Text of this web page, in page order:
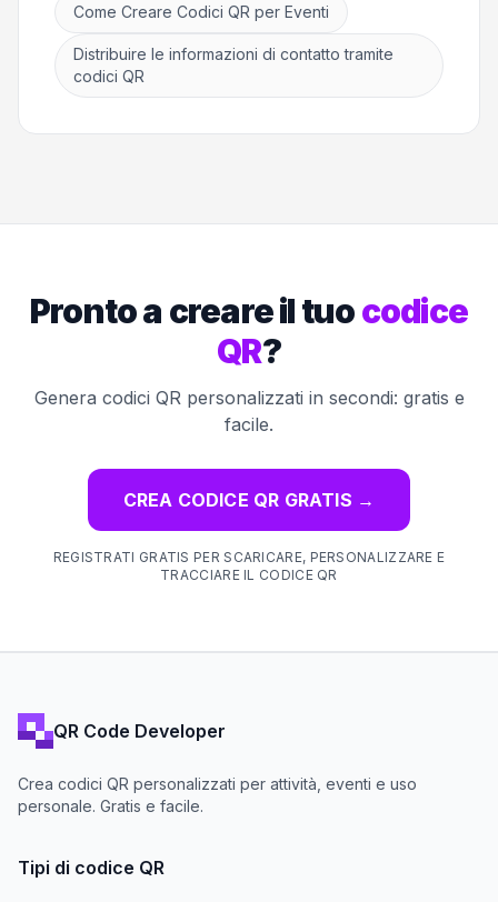
Come Creare Codici QR per Eventi
Distribuire le informazioni di contatto tramite
codici QR
Pronto a creare il tuocodice
QR?
Genera codici QR personalizzati in secondi: gratis e
facile.
CREA CODICE QR GRATIS →
REGISTRATI GRATIS PER SCARICARE, PERSONALIZZARE E
TRACCIARE IL CODICE QR
QR Code Developer
Crea codici QR personalizzati per attività, eventi e uso
personale. Gratis e facile.
Tipi di codice QR